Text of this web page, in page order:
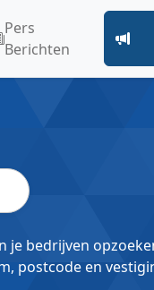
Pers
Berichten
je bedrijven
postcode en